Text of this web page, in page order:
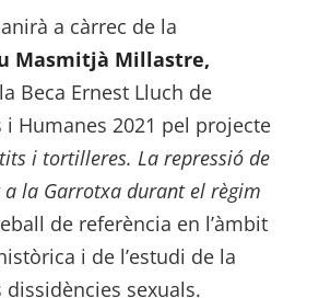
anirà a càrrec de la
Masmitjà Millastre,
Beca Ernest Lluch de
i Humanes 2021 pel projecte
i tortilleres. La repressió de
a la Garrotxa durant el règim
de referència en l’àmbit
i de l’estudi de la
sexuals.